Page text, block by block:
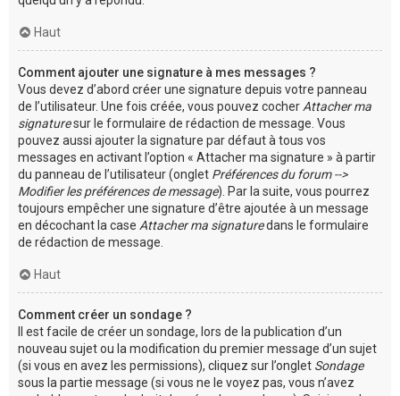
Haut
Comment ajouter une signature à mes messages ?
Vous devez d’abord créer une signature depuis votre panneau
de l’utilisateur. Une fois créée, vous pouvez cocher Attacher ma
signaturesur le formulaire de rédaction de message. Vous
pouvez aussi ajouter la signature par défaut à tous vos
messages en activant l’option « Attacher ma signature » à partir
du panneau de l’utilisateur (onglet Préférences du forum -->
Modifier les préférences de message). Par la suite, vous pourrez
toujours empêcher une signature d’être ajoutée à un message
en décochant la case Attacher ma signaturedans le formulaire
de rédaction de message.
Haut
Comment créer un sondage ?
Il est facile de créer un sondage, lors de la publication d’un
nouveau sujet ou la modification du premier message d’un sujet
(si vous en avez les permissions), cliquez sur l’onglet Sondage
sous la partie message (si vous ne le voyez pas, vous n’avez